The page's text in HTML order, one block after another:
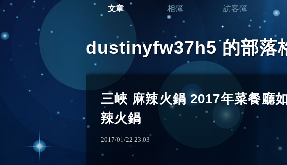
dustinyfw37h5 的部落
文章 相簿 訪客簿
三峽 麻辣火鍋 2017年菜餐廳
辣火鍋
2017/01/22 23:03